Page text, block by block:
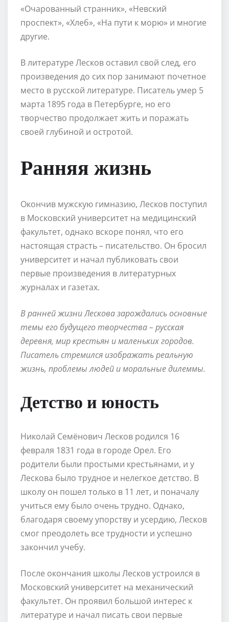
«Очарованный странник», «Невский
проспект», «Хлеб», «На пути к морю» и многие
другие.
В литературе Лесков оставил свой след, его
произведения до сих пор занимают почетное
место в русской литературе. Писатель умер 5
марта 1895 года в Петербурге, но его
творчество продолжает жить и поражать
своей глубиной и остротой.
Ранняя жизнь
Окончив мужскую гимназию, Лесков поступил
в Московский университет на медицинский
факультет, однако вскоре понял, что его
настоящая страсть – писательство. Он бросил
университет и начал публиковать свои
первые произведения в литературных
журналах и газетах.
В ранней жизни Лескова зарождались основные
темы его будущего творчества – русская
деревня, мир крестьян и маленьких городов.
Писатель стремился изображать реальную
жизнь, проблемы людей и моральные дилеммы.
Детство и юность
Николай Семёнович Лесков родился 16
февраля 1831 года в городе Орел. Его
родители были простыми крестьянами, и у
Лескова было трудное и нелегкое детство. В
школу он пошел только в 11 лет, и поначалу
учиться ему было очень трудно. Однако,
благодаря своему упорству и усердию, Лесков
смог преодолеть все трудности и успешно
закончил учебу.
После окончания школы Лесков устроился в
Московский университет на механический
факультет. Он проявил большой интерес к
литературе и начал писать свои первые